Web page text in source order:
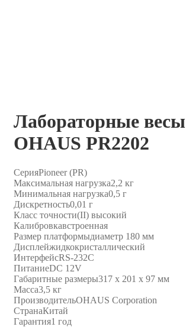
Лабораторные весы
OHAUS PR2202
СерияPioneer (PR)
Максимальная нагрузка2,2 кг
Минимальная нагрузка0,5 г
Дискретность0,01 г
Класс точности(II) высокий
Калибровкавстроенная
Размер платформыдиаметр 180 мм
Дисплейжидкокристаллический
ИнтерфейсRS-232C
ПитаниеDC 12V
Габаритные размеры317 х 201 х 97 мм
Масса3,5 кг
ПроизводительOHAUS Corporation
СтранаКитай
Гарантия1 год